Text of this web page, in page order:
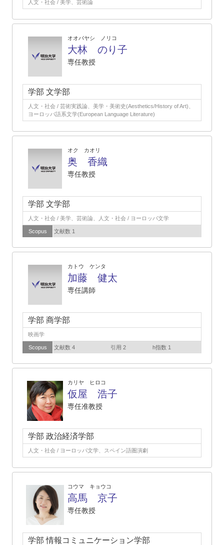
人文・社会 / 美学、芸術論
オオバヤシ ノリコ
大林 のり子
専任教授
学部 文学部
人文・社会 / 芸術実践論、美学・美術史(Aesthetics/History of Art)、
ヨーロッパ語系文学(European Language Literature)
オク カオリ
奥 香織
専任教授
学部 文学部
人文・社会 / 美学、芸術論、人文・社会 / ヨーロッパ文学
Scopus 文献数 1
カトウ ケンタ
加藤 健太
専任講師
学部 商学部
映画学
Scopus 文献数 4 引用 2 h指数 1
カリヤ ヒロコ
仮屋 浩子
専任准教授
学部 政治経済学部
人文・社会 / ヨーロッパ文学、スペイン語圏演劇
コウマ キョウコ
高馬 京子
専任教授
学部 情報コミュニケーション学部